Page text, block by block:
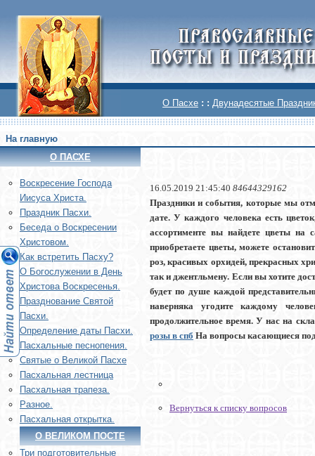
О Пасхе : : Двунадесятые
На главную
О ПАСХЕ
Воскреcение Господа
Иисуса Христа.
Праздник Пасхи.
Беседа о Воскресении
Христовом.
Как встретить Пасху?
О Богослужении в День
Христова Воскресенья.
Празднование Святой
Пасхи.
Определение даты Пасхи.
Пасхальные песнопения.
Святые о Великой Пасхе
Пасхальная лестница
Пасхальная трапеза.
Разное.
Пасхальная открытка.
О ВЕЛИКОМ ПОСТЕ
Три подготовительные
16.05.2019 21:45:40 84644329162
Праздники и события, которые мы
дате. У каждого человека есть
ассортименте вы найдете цветы
приобретаете цветы, можете
роз, красивых орхидей, прекрасных
так и джентльмену. Если вы хотите
будет по душе каждой
наверняка угодите каждому
продолжительное время. У нас на
розы в спб На вопросы касающиеся
Вернуться к списку вопросов